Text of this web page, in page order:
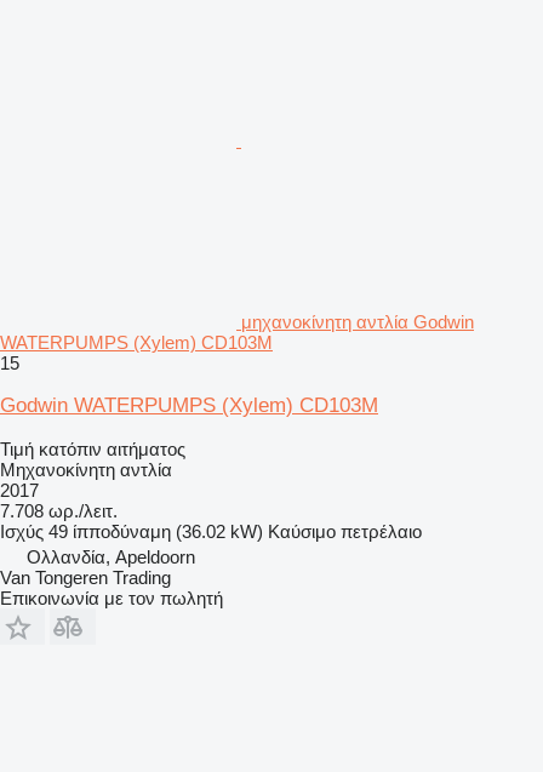
μηχανοκίνητη αντλία Godwin
WATERPUMPS (Xylem) CD103M
15
Godwin WATERPUMPS (Xylem) CD103M
Τιμή κατόπιν αιτήματος
Μηχανοκίνητη αντλία
2017
7.708 ωρ./λειτ.
Ισχύς 49 ίπποδύναμη (36.02 kW) Καύσιμο πετρέλαιο
Ολλανδία, Apeldoorn
Van Tongeren Trading
Επικοινωνία με τον πωλητή